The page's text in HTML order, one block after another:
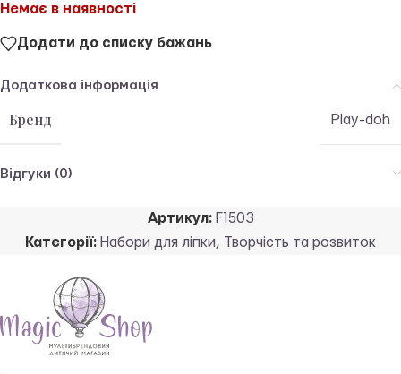
Немає в наявності
Додати до списку бажань
Додаткова інформація
Бренд Play-doh
Відгуки (0)
Артикул: F1503
Категорії: Набори для ліпки, Творчість та розвиток